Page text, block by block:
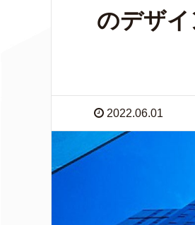
のデザイ
2022.06.01